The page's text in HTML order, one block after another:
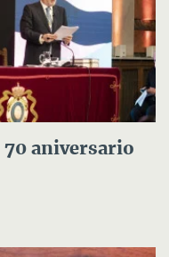
70 aniversario